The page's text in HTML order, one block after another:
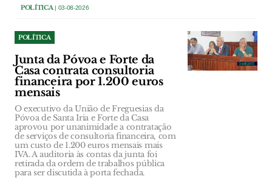
POLÍTICA| 03-08-2026
POLÍTICA
Junta da Póvoa e Forte da
Casa contrata consultoria
financeira por 1.200 euros
mensais
O executivo da União de Freguesias da
Póvoa de Santa Iria e Forte da Casa
aprovou por unanimidade a contratação
de serviços de consultoria financeira, com
um custo de 1.200 euros mensais mais
IVA. A auditoria às contas da junta foi
retirada da ordem de trabalhos pública
para ser discutida à porta fechada.